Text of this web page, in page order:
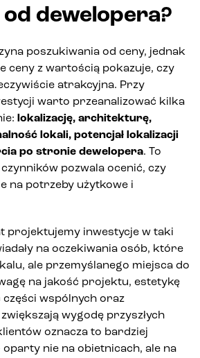
dewelopera?
poszukiwania od ceny, jednak
ceny z wartością pokazuje, czy
atrakcyjna. Przy
warto przeanalizować kilka
lokalizację, architekturę,
lokali, potencjał lokalizacji
po stronie dewelopera. To
pozwala ocenić, czy
na potrzeby użytkowe i
projektujemy inwestycje w taki
na oczekiwania osób, które
ale przemyślanego miejsca do
na jakość projektu, estetykę
wspólnych oraz
wygodę przyszłych
oznacza to bardziej
nie na obietnicach, ale na